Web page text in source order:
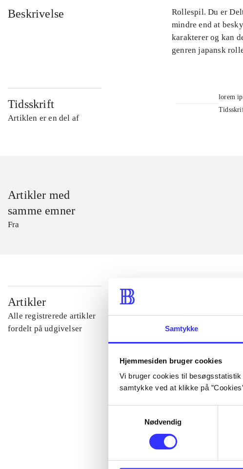
Samtykke
Hjemmesiden bruger cookies
Vi bruger cookies til
samtykke ved at klikke på
Nødvendig
Beskrivelse
Rollespil. Du er
mindre end at
karakterer og kan
genren japansk
Tidsskrift
Artiklen er en del af
lorem
Artikler med
samme emner
Fra
Artikler
Alle registrerede artikler
fordelt på udgivelser
...
...
...
...